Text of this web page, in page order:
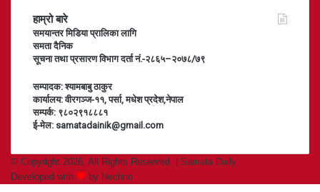
हाम्रो बारे
समयान्तर मिडिया प्रालिका लागि
समता दैनिक
सूचना तथा प्रसारण विभाग दर्ता नं.-२८६५–२०७८/७९
सम्पादक: श्यामबाबु ठाकुर
कार्यालय: वीरगञ्ज-११, पर्सा, मधेश प्रदेश,नेपाल
सम्पर्क: ९८०२९१८८८१
ई-मेल: samatadainik@gmail.com
© Copyright 2026, All Rights Reserved | Samata Daily
Developed with
by Nechno